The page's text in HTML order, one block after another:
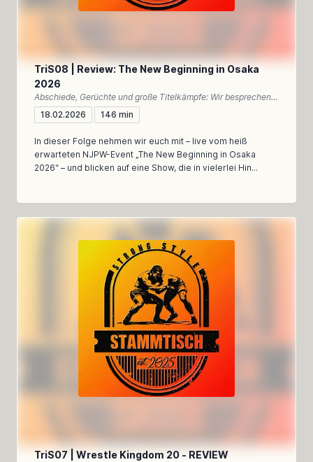
TriS08 | Review: The New Beginning in Osaka
2026
Abschiede, Gerüchte und große Titelkämpfe: Wir besprechen New Beginning in Osaka 2026 – emotional, meinungsstark und dennoch analytisch
18.02.2026
146 min
In dieser Folge nehmen wir euch mit – live vom heiß
erwarteten NJPW-Event „The New Beginning in Osaka
2026“ – und blicken auf eine Show, die in vielerlei Hin...
TriS07 | Wrestle Kingdom 20 - REVIEW